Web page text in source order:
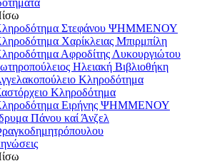
Στεφάνου ΨΗΜΜΕΝΟΥ
Χαρίκλειας Μπιρμπίλη
Αφροδίτης Λυκουργιώτου
Ηλειακή Βιβλιοθήκη
Κληροδότημα
Κληροδότημα
Ειρήνης ΨΗΜΜΕΝΟΥ
Πάνου καί Άνζελ